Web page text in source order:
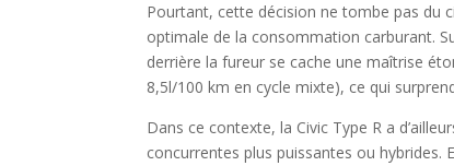
Pourtant, cette décision ne tombe pas du
optimale de la consommation carburant.
derrière la fureur se cache une maîtrise
8,5l/100 km en cycle mixte), ce qui
Dans ce contexte, la Civic Type R a
concurrentes plus puissantes ou hybrides.